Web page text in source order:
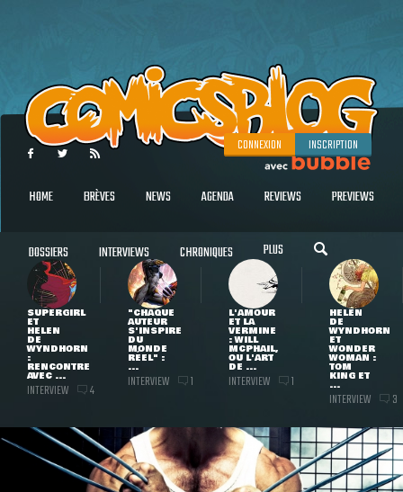
CONNEXION INSCRIPTION
HOME BRÈVES NEWS AGENDA REVIEWS PREVIEWS
DOSSIERS INTERVIEWS CHRONIQUES PLUS
SUPERGIRL
ET
HELEN
DE
WYNDHORN
:
RENCONTRE
AVEC ...
INTERVIEW 4
"CHAQUE
AUTEUR
S'INSPIRE
DU
MONDE
RÉEL" :
...
INTERVIEW 1
L'AMOUR
ET LA
VERMINE
: WILL
MCPHAIL,
OU L'ART
DE ...
INTERVIEW 1
HELEN
DE
WYNDHORN
ET
WONDER
WOMAN :
TOM
KING ET
...
INTERVIEW 3